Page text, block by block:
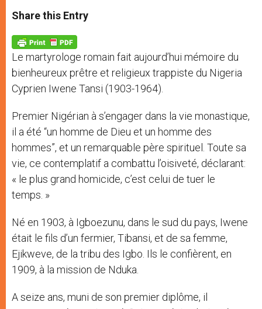
t
s
p
p
s
e
g
e
r
e
b
o
k
Share this Entry
Le martyrologe romain fait aujourd’hui mémoire du
bienheureux prêtre et religieux trappiste du Nigeria
Cyprien Iwene Tansi (1903-1964).
Premier Nigérian à s’engager dans la vie monastique,
il a été “un homme de Dieu et un homme des
hommes”, et un remarquable père spirituel. Toute sa
vie, ce contemplatif a combattu l’oisiveté, déclarant:
« le plus grand homicide, c’est celui de tuer le
temps. »
Né en 1903, à Igboezunu, dans le sud du pays, Iwene
était le fils d’un fermier, Tibansi, et de sa femme,
Ejikweve, de la tribu des Igbo. Ils le confièrent, en
1909, à la mission de Nduka.
A seize ans, muni de son premier diplôme, il